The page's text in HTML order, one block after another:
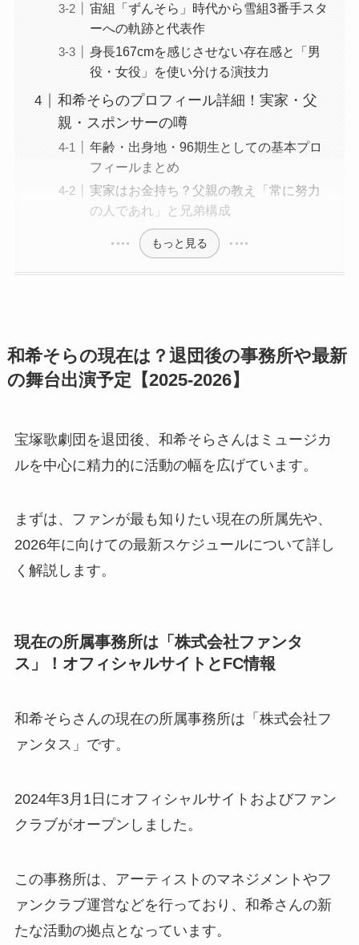
宙組「ずんそら」時代から雪組3番手スタ
ーへの軌跡と代表作
身長167cmを感じさせない存在感と「男
役・女役」を使い分ける演技力
和希そらのプロフィール詳細！実家・父
親・スポンサーの噂
年齢・出身地・96期生としての基本プロ
フィールまとめ
実家はお金持ち？父親の教え「常に努力
の人であれ」と兄弟構成
もっと見る
和希そらの現在は？退団後の事務所や最新
の舞台出演予定【2025-2026】
宝塚歌劇団を退団後、和希そらさんはミュージカ
ルを中心に精力的に活動の幅を広げています。
まずは、ファンが最も知りたい現在の所属先や、
2026年に向けての最新スケジュールについて詳し
く解説します。
現在の所属事務所は「株式会社ファンタ
ス」！オフィシャルサイトとFC情報
和希そらさんの現在の所属事務所は「株式会社フ
ァンタス」です。
2024年3月1日にオフィシャルサイトおよびファン
クラブがオープンしました。
この事務所は、アーティストのマネジメントやフ
ァンクラブ運営などを行っており、和希さんの新
たな活動の拠点となっています。